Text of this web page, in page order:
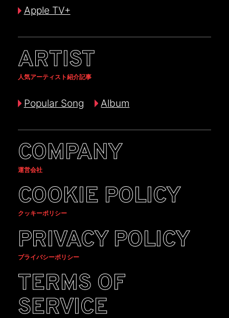
Apple TV+
ARTIST
人気アーティスト紹介記事
Popular Song Album
COMPANY
運営会社
COOKIE POLICY
クッキーポリシー
PRIVACY POLICY
プライバシーポリシー
TERMS OF
SERVICE